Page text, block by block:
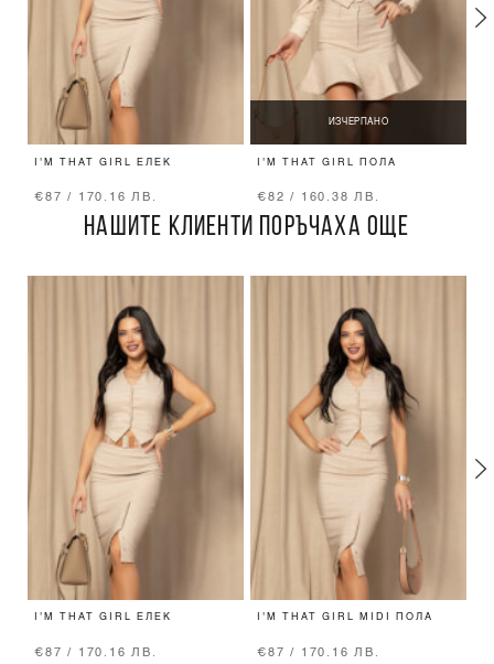
I'M THAT GIRL ЕЛЕК
€87 / 170.16 ЛВ.
ИЗЧЕРПАНО
I'M THAT GIRL ПОЛА
€82 / 160.38 ЛВ.
НАШИТЕ КЛИЕНТИ ПОРЪЧАХА ОЩЕ
I'M THAT GIRL ЕЛЕК
€87 / 170.16 ЛВ.
I'M THAT GIRL MIDI ПОЛА
€87 / 170.16 ЛВ.